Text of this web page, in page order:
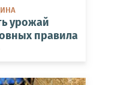
урожай
правила